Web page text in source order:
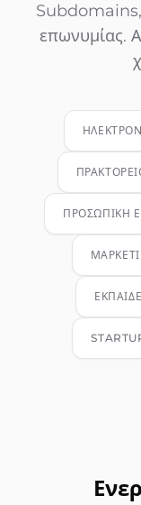
επωνυμίας.
ΠΡΟΣΩΠΙΚΉ